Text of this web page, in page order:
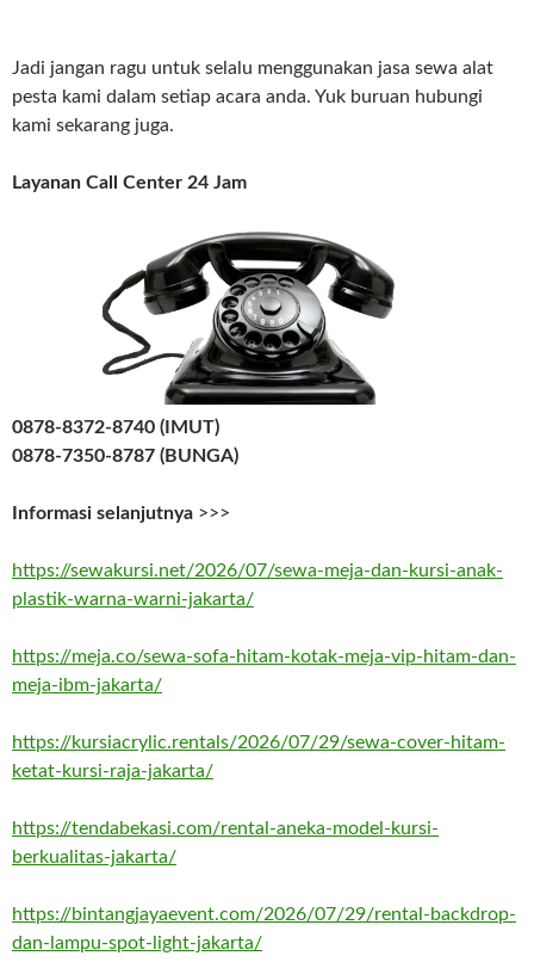
Jadi jangan ragu untuk selalu menggunakan jasa sewa alat
pesta kami dalam setiap acara anda. Yuk buruan hubungi
kami sekarang juga.
Layanan Call Center 24 Jam
0878-8372-8740 (IMUT)
0878-7350-8787 (BUNGA)
Informasi selanjutnya >>>
https://sewakursi.net/2026/07/sewa-meja-dan-kursi-anak-
plastik-warna-warni-jakarta/
https://meja.co/sewa-sofa-hitam-kotak-meja-vip-hitam-dan-
meja-ibm-jakarta/
https://kursiacrylic.rentals/2026/07/29/sewa-cover-hitam-
ketat-kursi-raja-jakarta/
https://tendabekasi.com/rental-aneka-model-kursi-
berkualitas-jakarta/
https://bintangjayaevent.com/2026/07/29/rental-backdrop-
dan-lampu-spot-light-jakarta/